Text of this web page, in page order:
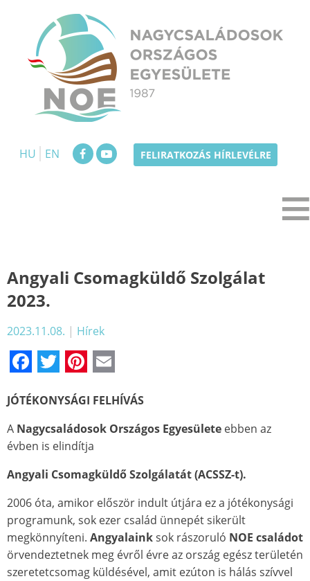
content
HU
EN FELIRATKOZÁS HÍRLEVÉLRE
Angyali Csomagküldő Szolgálat
2023.
2023.11.08. | Hírek
Facebook
TwitterPinterest
JÓTÉKONYSÁGI FELHÍVÁS
A Nagycsaládosok Országos Egyesülete ebben az
évben is elindítja
Angyali Csomagküldő Szolgálatát (ACSSZ-t).
2006 óta, amikor először indult útjára ez a jótékonysági
programunk, sok ezer család ünnepét sikerült
megkönnyíteni. Angyalainksok rászoruló NOE családot
örvendeztetnek meg évről évre az ország egész területén
szeretetcsomag küldésével, amit ezúton is hálás szívvel